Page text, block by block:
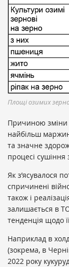
Площі озимих
Причиною зміни
найбільш
та значне
процесі сушіння
Як з’ясувалося
спричинені
також і
залишається в
тенденція щодо
Наприклад в
(зокрема, в
2022 року